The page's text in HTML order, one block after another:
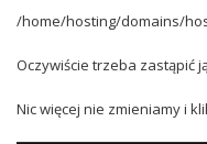
/home/hosting/domains/
Oczywiście trzeba zastąpić
Nic więcej nie zmieniamy i